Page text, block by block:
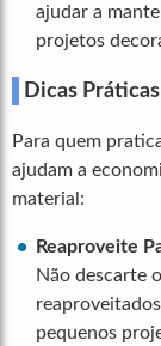
ajudar a
projetos
Dicas
Para quem
ajudam a
material:
Reaproveite
Não descarte
pequenos